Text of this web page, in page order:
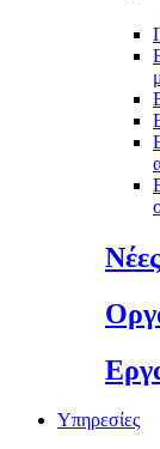
Υπηρεσίες